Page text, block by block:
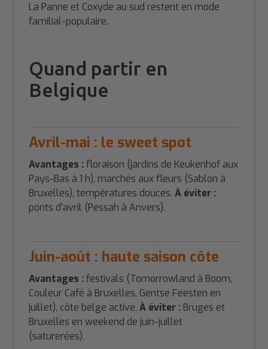
La Panne et Coxyde au sud restent en mode
familial-populaire.
Quand partir en
Belgique
Avril-mai : le sweet spot
Avantages :floraison (jardins de Keukenhof aux
Pays-Bas à 1 h), marchés aux fleurs (Sablon à
Bruxelles), températures douces. À éviter :
ponts d'avril (Pessah à Anvers).
Juin-août : haute saison côte
Avantages :festivals (Tomorrowland à Boom,
Couleur Café à Bruxelles, Gentse Feesten en
juillet), côte belge active. À éviter : Bruges et
Bruxelles en weekend de juin-juillet
(saturerées).